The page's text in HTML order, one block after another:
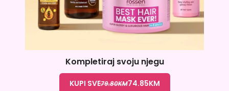
Kompletiraj svoju njegu
KUPI SVE79.80KM74.85KM